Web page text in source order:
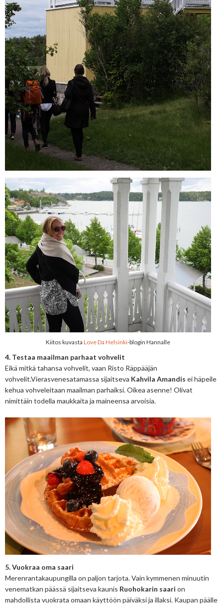
Kiitos kuvasta Love Da Helsinki-blogin Hannalle
4. Testaa maailman parhaat vohvelit
Eikä mitkä tahansa vohvelit, vaan Risto Räppääjän
vohvelit.Vierasvenesatamassa sijaitseva Kahvila Amandis ei häpeile
kehua vohveleitaan maailman parhaiksi. Oikea asenne! Olivat
nimittäin todella maukkaita ja maineensa arvoisia.
5. Vuokraa oma saari
Merenrantakaupungilla on paljon tarjota. Vain kymmenen minuutin
venematkan päässä sijaitseva kaunis Ruohokarin saari on
mahdollista vuokrata omaan käyttöön päiväksi ja illaksi. Kaupan päälle